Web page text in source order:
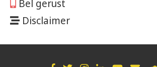
Bel gerust
Disclaimer